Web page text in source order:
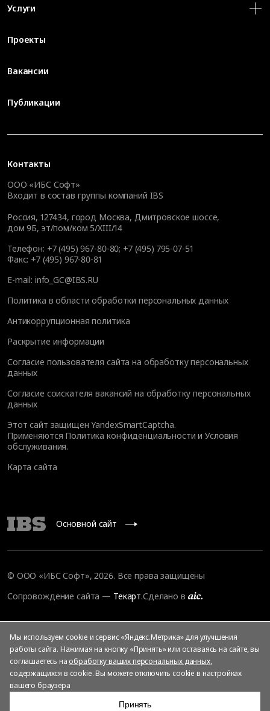
Контакты
ООО «ИБС Софт»
Входит в состав группы компаний IBS
Россия, 127434, город Москва, Дмитровское шоссе,
дом 9Б, эт/пом/ком 5/XIII/14
Телефон: +7 (495) 967-80-80; +7 (495) 795-07-51
Факс: +7 (495) 967-80-81
E-mail: info_GC@IBS.RU
Политика в области обработки персональных данных
Антикоррупционная политика
Раскрытие информации
Согласие пользователя сайта на обработку персональных
данных
Согласие соискателя вакансий на обработку персональных
данных
Этот сайт защищен YandexSmartCaptcha.
Применяются Политика конфиденциальности иУсловия
обслуживания.
Карта сайта
Услуги
Проекты
Вакансии
Публикации
Основной сайт
© OOO «ИБС Софт», 2026. Все права защищены
Сопровождение сайта — Текарт.Сделано в
Мы используем cookie и сервис «Яндекс.Метрика» для улучшения
работы сайта. Нажимая на кнопку «Принять» или оставаясь на сайте, вы
соглашаетесь на обработку ваших персональных данных,
содержащихся в cookie. Вы можете отключить cookie в настройках
вашего браузера
Принять